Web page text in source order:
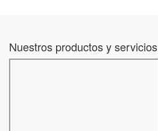
Nuestros productos y servicios